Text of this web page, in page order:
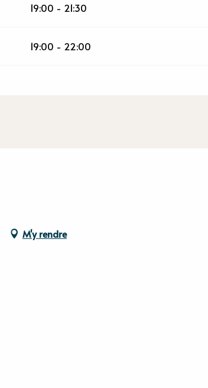
19:00 - 21:30
19:00 - 22:00
M'y rendre